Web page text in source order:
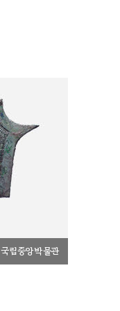
국립중앙박물관